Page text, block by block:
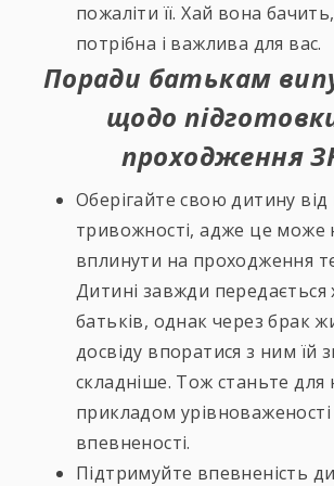
пожаліти її. Хай вона
потрібна і важлива для вас.
Поради батькам
щодо
проходження
Оберігайте свою дитину від
тривожності, адже це може
вплинути на проходження
Дитині завжди
батьків, однак через брак
досвіду впоратися з ним їй
складніше. Тож станьте для
прикладом урівноваженості
впевненості.
Підтримуйте впевненість